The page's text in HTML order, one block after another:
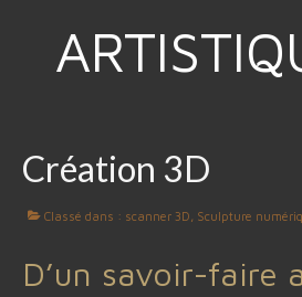
Création 3D
Classé dans : scanner 3D Sculpture
D’un savoir-faire